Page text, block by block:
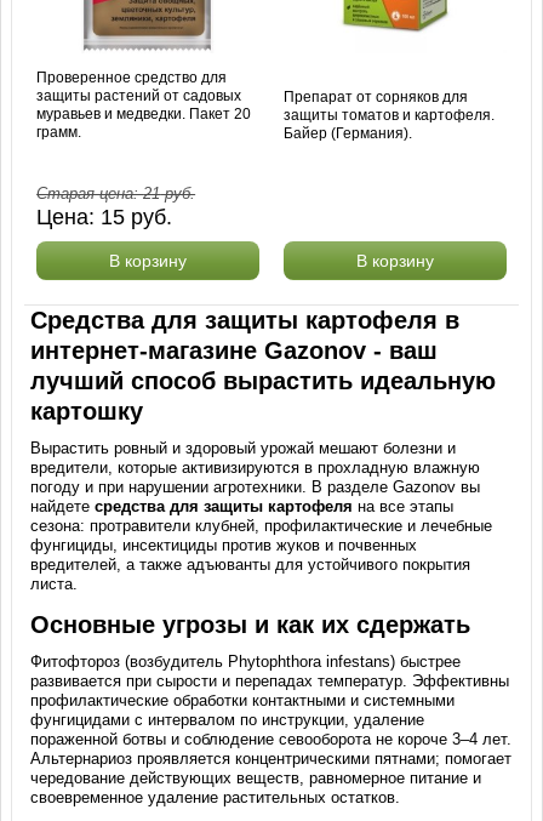
Проверенное средство для
защиты растений от садовых
муравьев и медведки. Пакет 20
грамм.
Старая цена:21руб.
Цена: 15 руб.
В корзину
Препарат от сорняков для
защиты томатов и картофеля.
Байер (Германия).
В корзину
Средства для защиты картофеля в
интернет-магазине Gazonov - ваш
лучший способ вырастить идеальную
картошку
Вырастить ровный и здоровый урожай мешают болезни и
вредители, которые активизируются в прохладную влажную
погоду и при нарушении агротехники. В разделе Gazonov вы
найдетесредства для защиты картофеля на все этапы
сезона: протравители клубней, профилактические и лечебные
фунгициды, инсектициды против жуков и почвенных
вредителей, а также адъюванты для устойчивого покрытия
листа.
Основные угрозы и как их сдержать
Фитофтороз (возбудитель Phytophthora infestans) быстрее
развивается при сырости и перепадах температур. Эффективны
профилактические обработки контактными и системными
фунгицидами с интервалом по инструкции, удаление
пораженной ботвы и соблюдение севооборота не короче 3–4 лет.
Альтернариоз проявляется концентрическими пятнами; помогает
чередование действующих веществ, равномерное питание и
своевременное удаление растительных остатков.